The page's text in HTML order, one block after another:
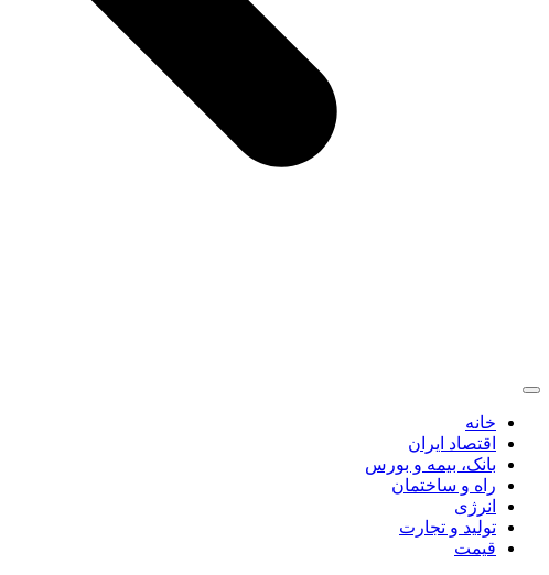
خانه
اقتصاد ایران
بانک، بیمه و بورس
راه و ساختمان
انرژی
تولید و تجارت
قیمت